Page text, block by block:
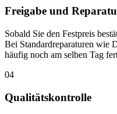
Freigabe und
Sobald Sie den Festpreis
Bei Standardreparaturen wie
häufig noch am selben Tag
04
Qualitätskontrolle